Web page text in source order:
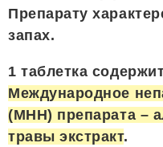
Препарату
запах.
1 таблетка
Международное
(МНН) препарата –
травы экстракт.